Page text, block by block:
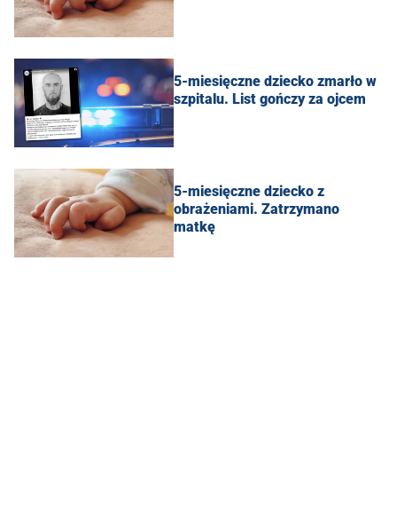
5-miesięczne dziecko zmarło w
szpitalu. List gończy za ojcem
5-miesięczne dziecko z
obrażeniami. Zatrzymano
matkę